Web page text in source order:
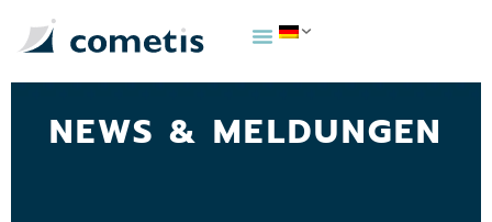
NEWS & MELDUNGEN